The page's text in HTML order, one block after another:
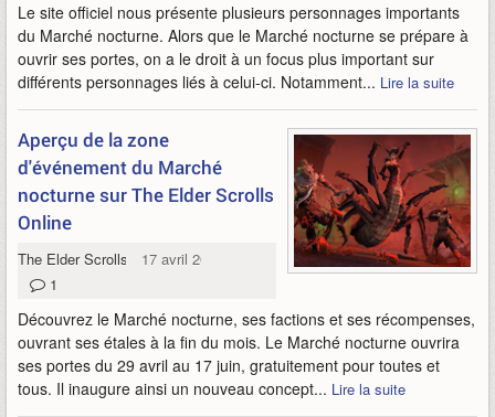
Le site officiel nous présente plusieurs personnages importants
du Marché nocturne. Alors que le Marché nocturne se prépare à
ouvrir ses portes, on a le droit à un focus plus important sur
différents personnages liés à celui-ci. Notamment... Lire la suite
Aperçu de la zone
d'événement du Marché
nocturne sur The Elder Scrolls
Online
The Elder Scrolls Online17 avril 2026
1
Découvrez le Marché nocturne, ses factions et ses récompenses,
ouvrant ses étales à la fin du mois. Le Marché nocturne ouvrira
ses portes du 29 avril au 17 juin, gratuitement pour toutes et
tous. Il inaugure ainsi un nouveau concept... Lire la suite